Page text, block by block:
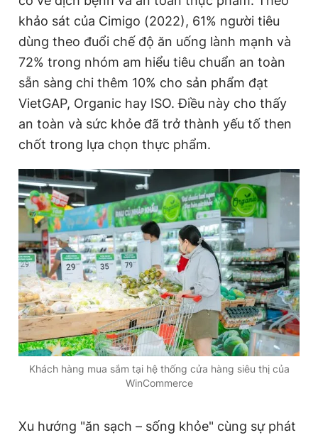
khảo sát của Cimigo (2022), 61% người tiêu
dùng theo đuổi chế độ ăn uống lành mạnh và
72% trong nhóm am hiểu tiêu chuẩn an toàn
sẵn sàng chi thêm 10% cho sản phẩm đạt
VietGAP, Organic hay ISO. Điều này cho thấy
an toàn và sức khỏe đã trở thành yếu tố then
chốt trong lựa chọn thực phẩm.
Khách hàng mua sắm tại hệ thống cửa hàng siêu thị của
WinCommerce
Xu hướng "ăn sạch – sống khỏe" cùng sự phát